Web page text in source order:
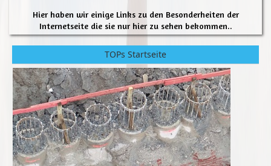
Hier haben wir einige Links zu den Besonderheiten der
Internetseite die sie nur hier zu sehen bekommen..
TOPs Startseite